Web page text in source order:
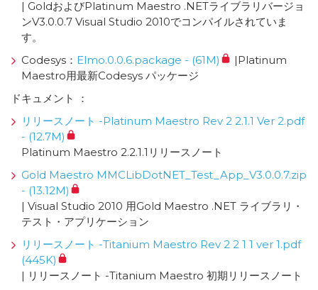
| GoldおよびPlatinum Maestro .NETライブラリバージョ
ンV3.0.0.7 Visual Studio 2010でコンパイルされていま
す。
Codesys： Elmo.0.0.6.package - (61M)
|Platinum
Maestro用最新Codesys パッケージ
ドキュメント ：
リリースノート -Platinum Maestro Rev 2 2.1.1 Ver 2.pdf
- (12.7M)
Platinum Maestro 2.2.1.1リリースノート
Gold Maestro MMCLibDotNET_Test_App_V3.0.0.7.zip
- (13.12M)
| Visual Studio 2010 用Gold Maestro .NET ライブラリ・
テスト・アプリケーション
リリースノート -Titanium Maestro Rev 2 2 1 1 ver 1.pdf
(445K)
| リリースノート -Titanium Maestro 初期リリースノート